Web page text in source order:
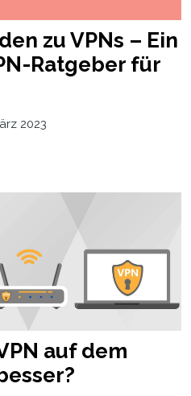
zu VPNs – Ein
Ratgeber für
2023
auf dem